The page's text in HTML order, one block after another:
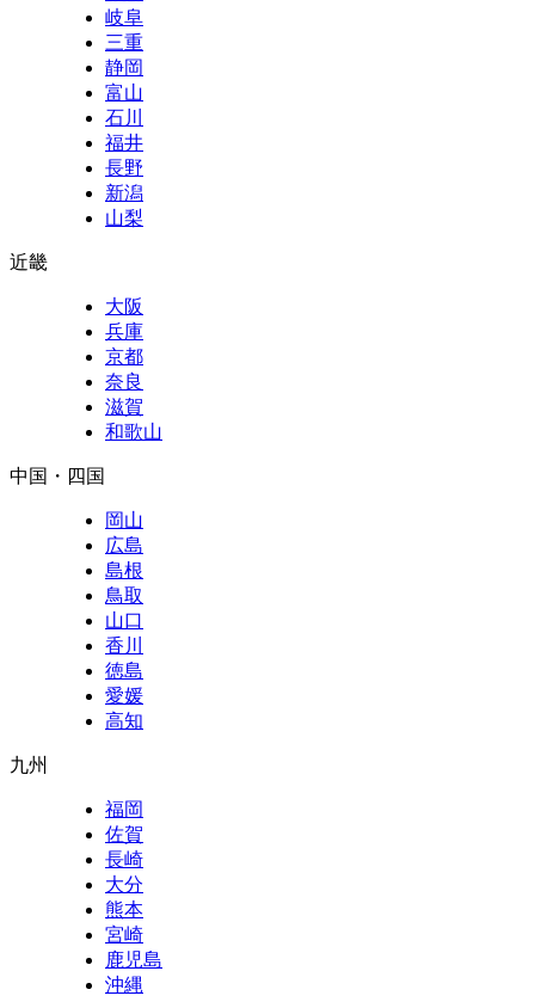
岐阜
三重
静岡
富山
石川
福井
長野
新潟
山梨
近畿
大阪
兵庫
京都
奈良
滋賀
和歌山
中国・四国
岡山
広島
島根
鳥取
山口
香川
徳島
愛媛
高知
九州
福岡
佐賀
長崎
大分
熊本
宮崎
鹿児島
沖縄